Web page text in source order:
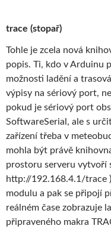
trace (stopař)
Tohle je zcela nová
popis. Ti, kdo v Arduinu
možnosti ladění a
výpisy na sériový port,
pokud je sériový port
SoftwareSerial, ale s
zařízení třeba v
mohla být právě
prostoru serveru vytvoří
http://192.168.4.1/trace
modulu a pak se připojí
reálném čase zobrazuje
připraveného makra